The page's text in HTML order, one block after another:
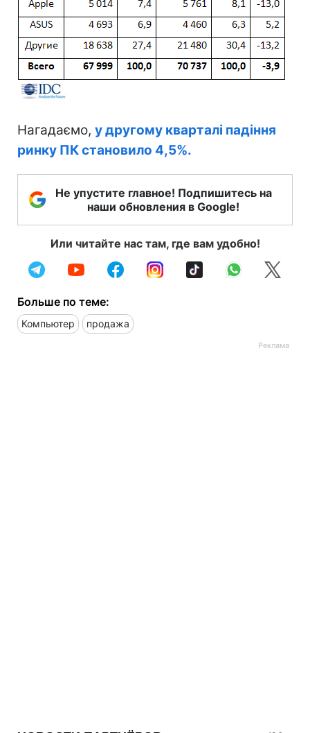
Нагадаємо, у другому кварталі падіння
ринку ПК становило 4,5%.
Не упустите главное! Подпишитесь на
наши обновления в Google!
Или читайте нас там, где вам удобно!
Больше по теме:
Компьютер продажа